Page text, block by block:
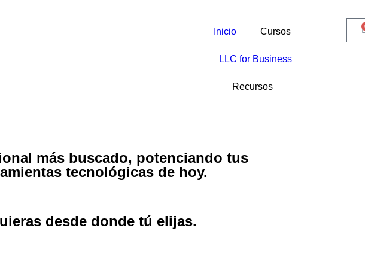
Inicio Cursos
LLC for Business
Recursos
más buscado, potenciando tus
tecnológicas de hoy.
desde donde tú elijas.